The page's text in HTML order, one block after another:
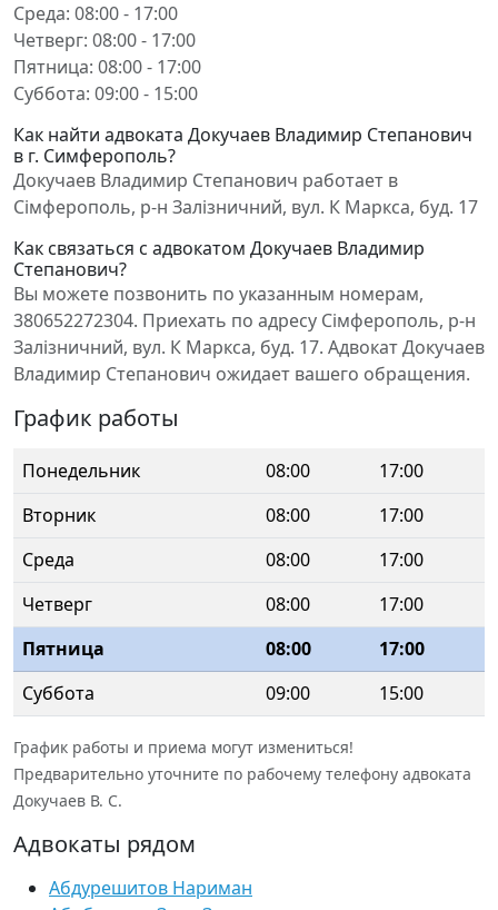
Среда: 08:00 - 17:00
Четверг: 08:00 - 17:00
Пятница: 08:00 - 17:00
Суббота: 09:00 - 15:00
Как найти адвоката Докучаев Владимир Степанович
в г. Симферополь?
Докучаев Владимир Степанович работает в
Сімферополь, р-н Залізничний, вул. К Маркса, буд. 17
Как связаться с адвокатом Докучаев Владимир
Степанович?
Вы можете позвонить по указанным номерам,
380652272304. Приехать по адресу Сімферополь, р-н
Залізничний, вул. К Маркса, буд. 17. Адвокат Докучаев
Владимир Степанович ожидает вашего обращения.
График работы
Понедельник 08:00
17:00
Вторник
08:00
17:00
Среда
08:00
17:00
Четверг
08:00
17:00
Пятница
08:00
17:00
Суббота
09:00 15:00
График работы и приема могут измениться!
Предварительно уточните по рабочему телефону адвоката
Докучаев В. С.
Адвокаты рядом
Абдурешитов Нариман